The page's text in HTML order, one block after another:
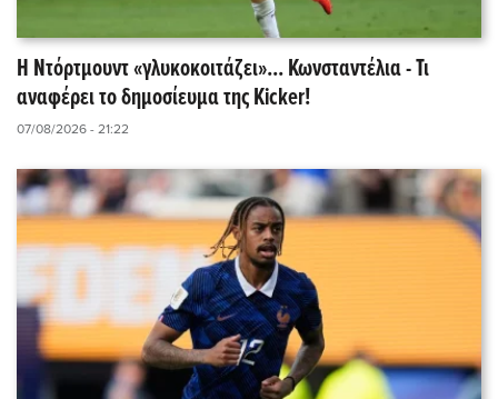
Η Ντόρτμουντ «γλυκοκοιτάζει»... Κωνσταντέλια - Τι
αναφέρει το δημοσίευμα της Kicker!
07/08/2026 - 21:22